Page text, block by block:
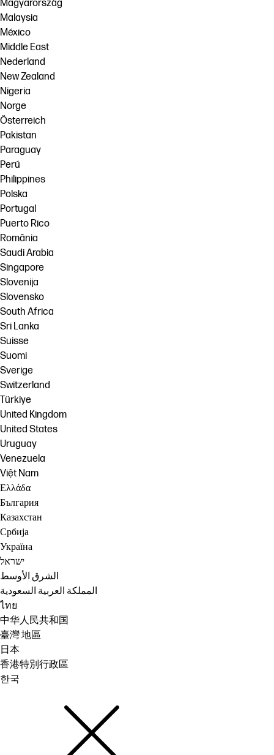
Magyarország
Malaysia
México
Middle East
Nederland
New Zealand
Nigeria
Norge
Österreich
Pakistan
Paraguay
Perú
Philippines
Polska
Portugal
Puerto Rico
România
Saudi Arabia
Singapore
Slovenija
Slovensko
South Africa
Sri Lanka
Suisse
Suomi
Sverige
Switzerland
Türkiye
United Kingdom
United States
Uruguay
Venezuela
Việt Nam
Ελλάδα
България
Казахстан
Србија
Україна
ישראל
الشرق الأوسط
المملكة العربية السعودية
ไทย
中华人民共和国
臺灣 地區
日本
香港特別行政區
한국